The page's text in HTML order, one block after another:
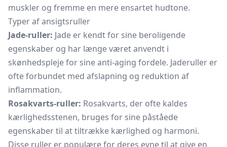
muskler og fremme en mere ensartet hudtone.
Typer af ansigtsruller
Jade-ruller: Jade er kendt for sine beroligende
egenskaber og har længe været anvendt i
skønhedspleje for sine anti-aging fordele. Jaderuller er
ofte forbundet med afslapning og reduktion af
inflammation.
Rosakvarts-ruller: Rosakvarts, der ofte kaldes
kærlighedsstenen, bruges for sine påståede
egenskaber til at tiltrække kærlighed og harmoni.
Disse ruller er populære for deres evne til at give en